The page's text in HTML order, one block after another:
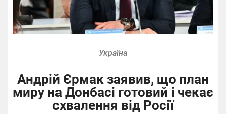
Україна
Андрій Єрмак заявив, що план
миру на Донбасі готовий і чекає
схвалення від Росії